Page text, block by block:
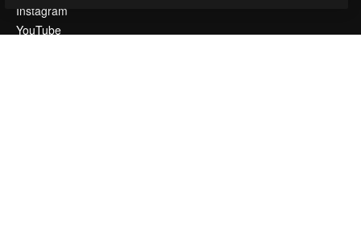
Instagram
YouTube